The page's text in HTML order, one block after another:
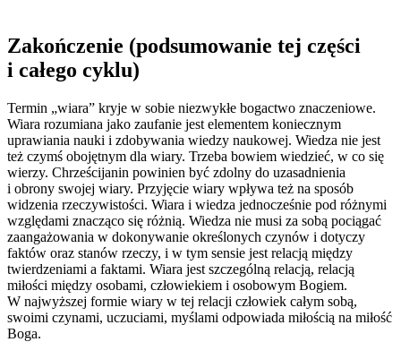
Zakończenie (podsumowanie tej części
i całego cyklu)
Termin „wiara” kryje w sobie niezwykłe bogactwo znaczeniowe.
Wiara rozumiana jako zaufanie jest elementem koniecznym
uprawiania nauki i zdobywania wiedzy naukowej. Wiedza nie jest
też czymś obojętnym dla wiary. Trzeba bowiem wiedzieć, w co się
wierzy. Chrześcijanin powinien być zdolny do uzasadnienia
i obrony swojej wiary. Przyjęcie wiary wpływa też na sposób
widzenia rzeczywistości. Wiara i wiedza jednocześnie pod różnymi
względami znacząco się różnią. Wiedza nie musi za sobą pociągać
zaangażowania w dokonywanie określonych czynów i dotyczy
faktów oraz stanów rzeczy, i w tym sensie jest relacją między
twierdzeniami a faktami. Wiara jest szczególną relacją, relacją
miłości między osobami, człowiekiem i osobowym Bogiem.
W najwyższej formie wiary w tej relacji człowiek całym sobą,
swoimi czynami, uczuciami, myślami odpowiada miłością na miłość
Boga.